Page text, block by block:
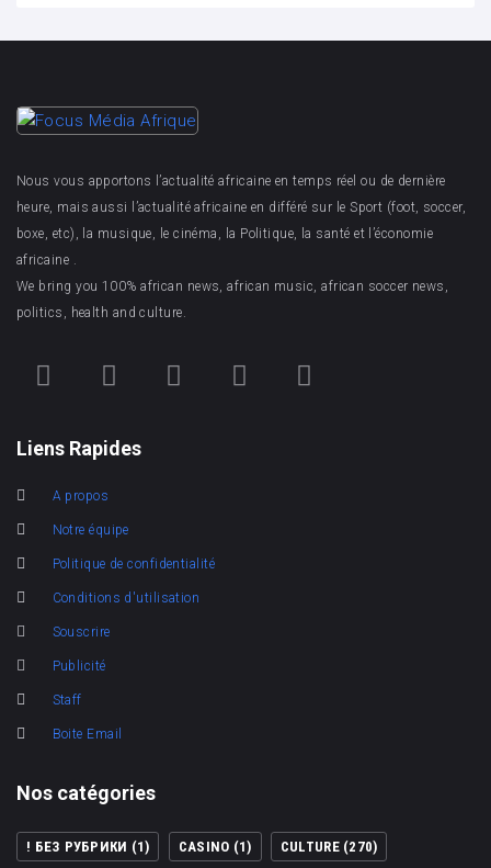
Nous vous apportons l’actualité africaine en temps réel ou de dernière
heure, mais aussi l’actualité africaine en différé sur le Sport (foot, soccer,
boxe, etc), la musique, le cinéma, la Politique, la santé et l’économie
africaine .
We bring you 100% african news, african music, african soccer news,
politics, health and culture.
Liens Rapides
A propos
Notre équipe
Politique de confidentialité
Conditions d'utilisation
Souscrire
Publicité
Staff
Boite Email
Nos catégories
! БЕЗ РУБРИКИ (1) CASINO (1) CULTURE(270)